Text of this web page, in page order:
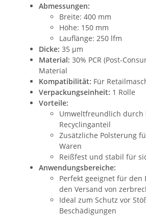
Abmessungen:
Breite: 400 mm
Höhe: 150 mm
Lauflänge: 250 lfm
Dicke: 35 µm
Material: 30% PCR (Post-
Material
Kompatibilität: Für
Verpackungseinheit: 1 Rolle
Vorteile:
Umweltfreundlich durch
Recyclinganteil
Zusätzliche Polsterung
Waren
Reißfest und stabil für
Anwendungsbereiche:
Perfekt geeignet für den
den Versand von
Ideal zum Schutz vor
Beschädigungen